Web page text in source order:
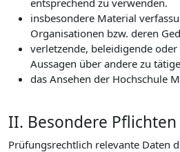
entsprechend zu verwenden.
insbesondere Material
Organisationen bzw. deren
verletzende, beleidigende
Aussagen über andere zu
das Ansehen der Hochschule
II. Besondere
Prüfungsrechtlich relevante Daten